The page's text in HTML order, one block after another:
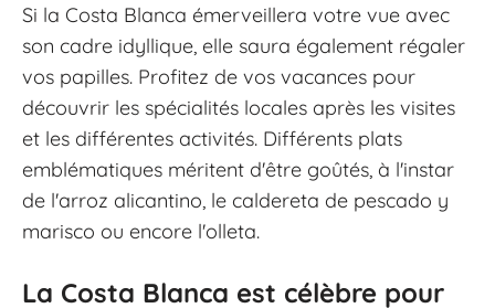
Si la Costa Blanca émerveillera votre vue avec
son cadre idyllique, elle saura également régaler
vos papilles. Profitez de vos vacances pour
découvrir les spécialités locales après les visites
et les différentes activités. Différents plats
emblématiques méritent d'être goûtés, à l'instar
de l'arroz alicantino, le caldereta de pescado y
marisco ou encore l'olleta.
La Costa Blanca est célèbre pour